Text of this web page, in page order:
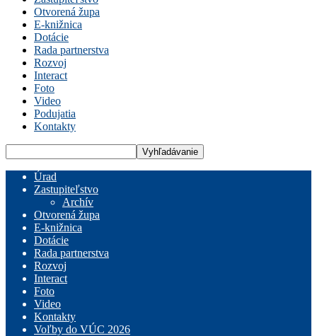
Otvorená župa
E-knižnica
Dotácie
Rada partnerstva
Rozvoj
Interact
Foto
Video
Podujatia
Kontakty
Úrad
Zastupiteľstvo
Archív
Otvorená župa
E-knižnica
Dotácie
Rada partnerstva
Rozvoj
Interact
Foto
Video
Kontakty
Voľby do VÚC 2026